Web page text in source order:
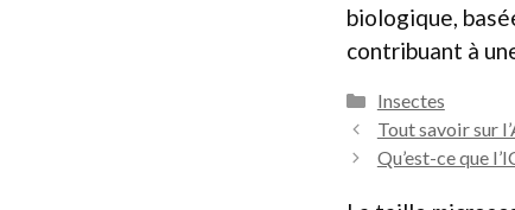
biologique,
contribuant à
Catégories
Insectes
Tout savoir sur
Qu’est-ce que